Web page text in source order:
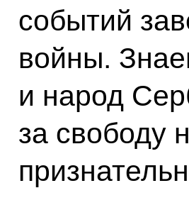
событий
войны.
и народ
за свободу